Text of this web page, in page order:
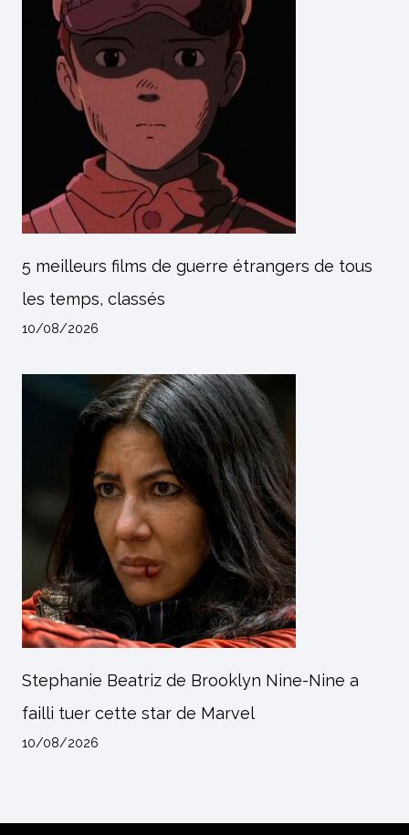
5 meilleurs films de guerre étrangers de tous
les temps, classés
10/08/2026
Stephanie Beatriz de Brooklyn Nine-Nine a
failli tuer cette star de Marvel
10/08/2026